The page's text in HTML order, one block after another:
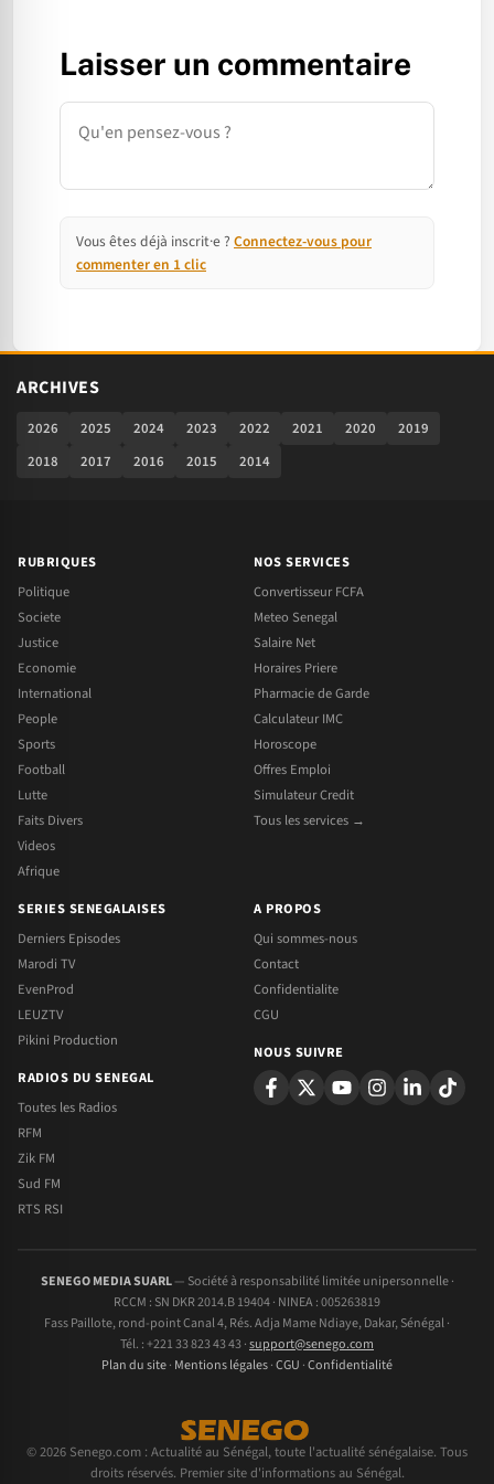
Laisser un commentaire
Commentaire
Vous êtes déjà inscrit·e ? Connectez-vous pour
commenter en 1 clic
ARCHIVES
2026 2025 2024 2023 2022 2021 2020
2019
2018
2017 2016 2015 2014
RUBRIQUES
Politique
Societe
Justice
Economie
International
People
Sports
Football
Lutte
Faits Divers
Videos
Afrique
NOS SERVICES
Convertisseur FCFA
Meteo Senegal
Salaire Net
Horaires Priere
Pharmacie de Garde
Calculateur IMC
Horoscope
Offres Emploi
Simulateur Credit
Tous les services →
SERIES SENEGALAISES
Derniers Episodes
Marodi TV
EvenProd
LEUZTV
Pikini Production
RADIOS DU SENEGAL
Toutes les Radios
RFM
Zik FM
Sud FM
RTS RSI
A PROPOS
Qui sommes-nous
Contact
Confidentialite
CGU
NOUS SUIVRE
SENEGO MEDIA SUARL— Société à responsabilité limitée unipersonnelle ·
RCCM : SN DKR 2014.B 19404 · NINEA : 005263819
Fass Paillote, rond-point Canal 4, Rés. Adja Mame Ndiaye, Dakar, Sénégal ·
Tél. : +221 33 823 43 43 ·support@senego.com
Plan du site· Mentions légales·CGU ·Confidentialité
© 2026 Senego.com : Actualité au Sénégal, toute l'actualité sénégalaise. Tous
droits réservés. Premier site d'informations au Sénégal.